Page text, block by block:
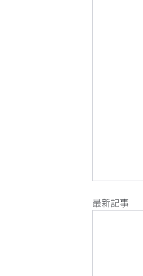
最新記事